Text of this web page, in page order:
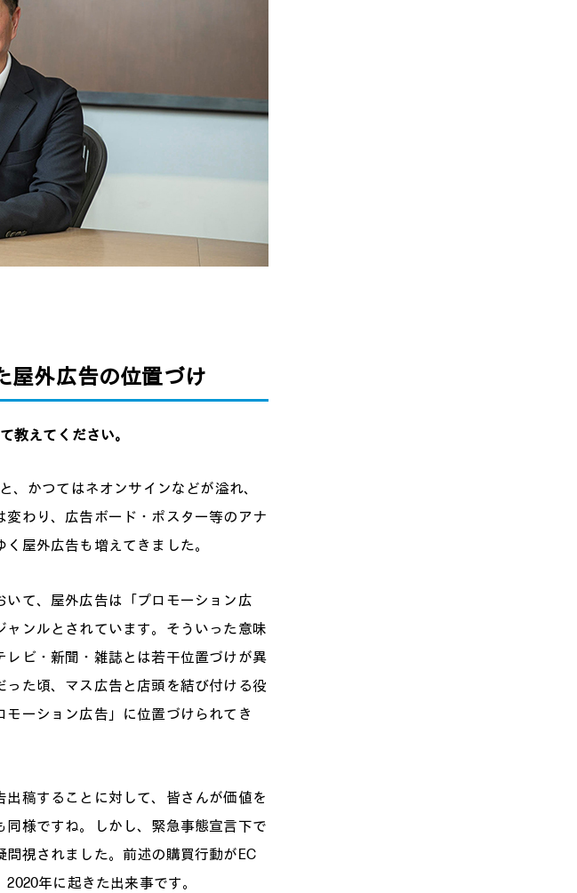
屋外広告の位置づけ
教えてください。
、かつてはネオンサインなどが溢れ、
わり、広告ボード・ポスター等のアナ
屋外広告も増えてきました。
て、屋外広告は「プロモーション広
ンルとされています。そういった意味
ビ・新聞・雑誌とは若干位置づけが異
た頃、マス広告と店頭を結び付ける役
ーション広告」に位置づけられてき
稿することに対して、皆さんが価値を
様ですね。しかし、緊急事態宣言下で
視されました。前述の購買行動がEC
年に起きた出来事です。